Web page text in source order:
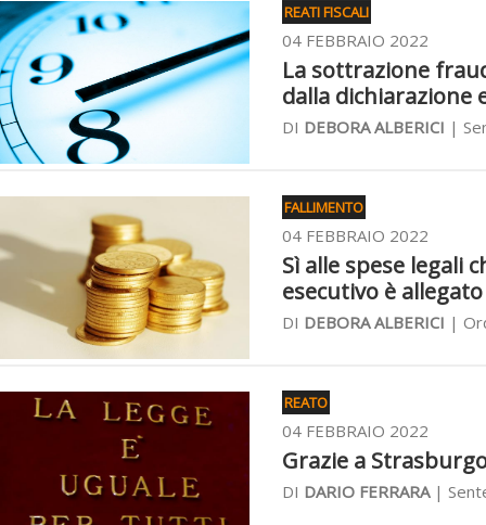
REATI FISCALI
04 FEBBRAIO 2022
La sottrazione
dalla dichiarazione
DI DEBORA ALBERICI |
FALLIMENTO
04 FEBBRAIO 2022
Sì alle spese legali
esecutivo è
DI DEBORA ALBERICI |
REATO
04 FEBBRAIO 2022
Grazie a
DI DARIO FERRARA|